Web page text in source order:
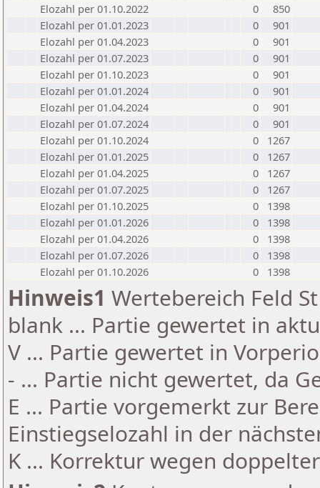
Elozahl per 01.10.2022
0
850
Elozahl per 01.01.2023
0
901
Elozahl per 01.04.2023
0
901
Elozahl per 01.07.2023
0
901
Elozahl per 01.10.2023
0
901
Elozahl per 01.01.2024
0
901
Elozahl per 01.04.2024
0
901
Elozahl per 01.07.2024
0
901
Elozahl per 01.10.2024
0
1267
Elozahl per 01.01.2025
0
1267
Elozahl per 01.04.2025
0
1267
Elozahl per 01.07.2025
0
1267
Elozahl per 01.10.2025
0
1398
Elozahl per 01.01.2026
0
1398
Elozahl per 01.04.2026
0
1398
Elozahl per 01.07.2026
0
1398
Elozahl per 01.10.2026
0 1398
Hinweis1 Wertebereich Feld
blank ... Partie gewertet in
V ... Partie gewertet in
- ... Partie nicht gewertet, da
E ... Partie vorgemerkt zur
Einstiegselozahl in der
K ... Korrektur wegen